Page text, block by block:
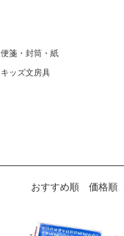
便箋・封筒・紙
キッズ文房具
おすすめ順 価格順